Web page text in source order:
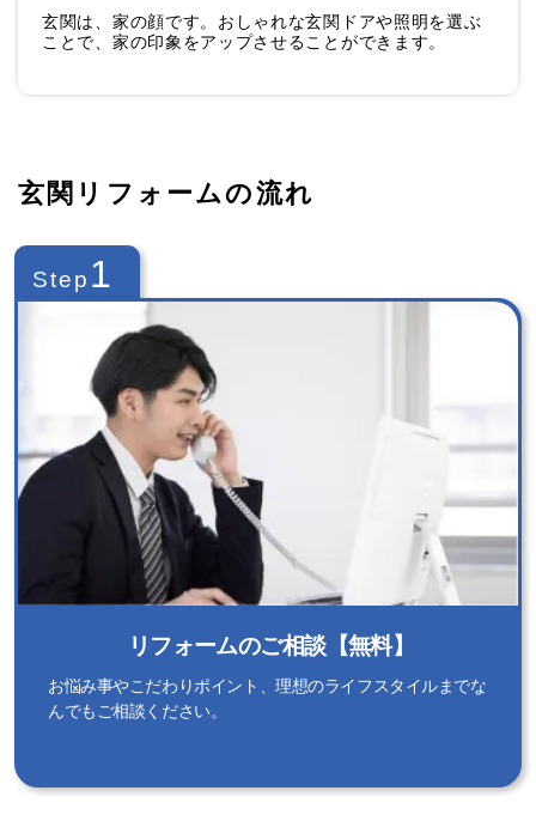
玄関は、家の顔です。おしゃれな玄関ドアや照明を選ぶ
ことで、家の印象をアップさせることができます。
玄関リフォームの流れ
Step 1
リフォームのご相談【無料】
お悩み事やこだわりポイント、理想のライフスタイルまでな
んでもご相談ください。